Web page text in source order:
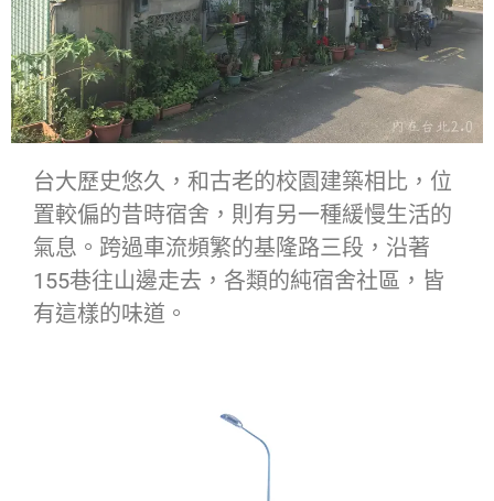
台大歷史悠久，和古老的校園建築相比，位
置較偏的昔時宿舍，則有另一種緩慢生活的
氣息。跨過車流頻繁的基隆路三段，沿著
155巷往山邊走去，各類的純宿舍社區，皆
有這樣的味道。